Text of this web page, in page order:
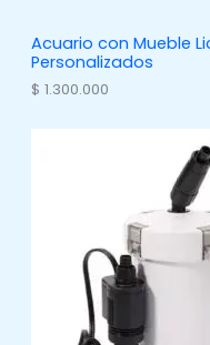
Acuario con Mueble
Personalizados
$ 1.300.000